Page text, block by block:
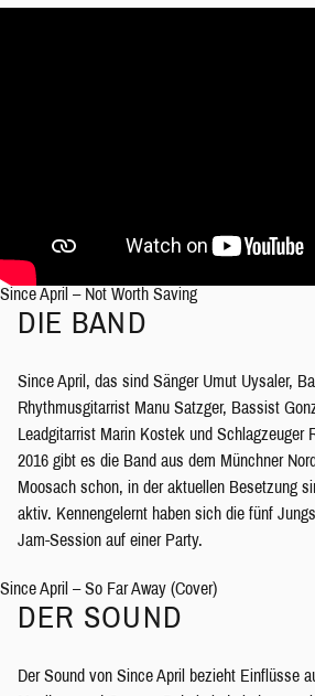
Since April – Not Worth Saving
DIE BAND
Since April, das sind Sänger Umut Uysaler,
Rhythmusgitarrist Manu Satzger, Bassist
Leadgitarrist Marin Kostek und Schlagzeuger
2016 gibt es die Band aus dem Münchner
Moosach schon, in der aktuellen Besetzung
aktiv. Kennengelernt haben sich die fünf
Jam-Session auf einer Party.
Since April – So Far Away (Cover)
DER SOUND
Der Sound von Since April bezieht Einflüsse